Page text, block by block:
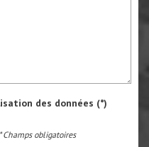
des données (*)
* Champs obligatoires